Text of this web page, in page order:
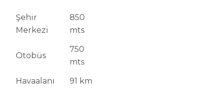
Şehir
Merkezi
850
mts
Otobüs
750
mts
Havaalanı 91 km